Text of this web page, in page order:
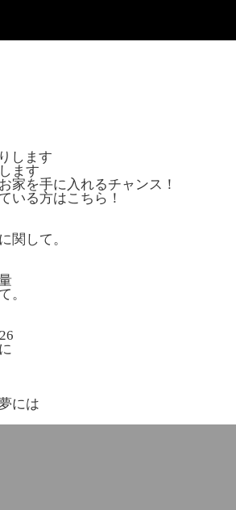
ます
家を手に入れるチャンス！
いる方はこちら！
関して。
。
には